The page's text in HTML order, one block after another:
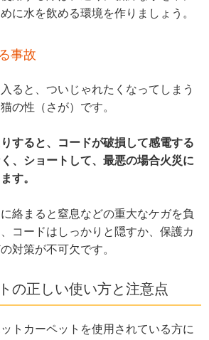
に水を飲める環境を作りましょう。
事故
ると、ついじゃれたくなってしまう
の性（さが）です。
すると、コードが破損して感電する
、ショートして、最悪の場合火災に
す。
絡まると窒息などの重大なケガを負
コードはしっかりと隠すか、保護カ
対策が不可欠です。
の正しい使い方と注意点
トカーペットを使用されている方に